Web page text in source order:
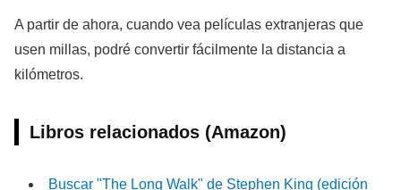
A partir de ahora, cuando vea películas extranjeras que
usen millas, podré convertir fácilmente la distancia a
kilómetros.
Libros relacionados (Amazon)
Buscar "The Long Walk" de Stephen King (edición